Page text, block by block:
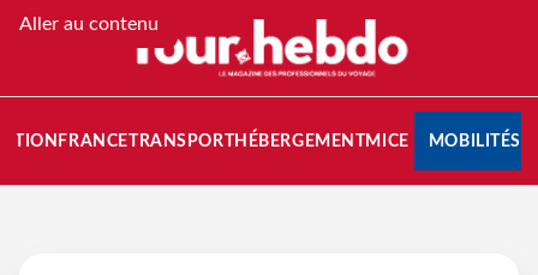
Aller au contenu
FRANCETRANSPORT HÉBERGEMENTMICE MOBILITÉS